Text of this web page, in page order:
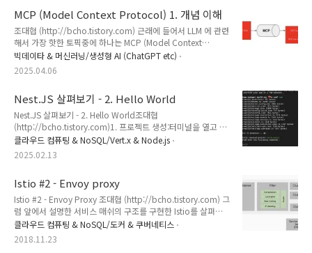
MCP 애플리케이션 호스트 프로세스가 기동되는 로컬 데스크탑
에서 실행되는 서버이고, 리모트 서버는 클라우드나 기타 네트워
크로 접속될 수 있는 환경에서 기동되는 서버이다. 로컬 서버의
경우에는 같은 데스크탑에서 실행되기 때문에, 로컬 자원, 즉 데
스크탑의 파일 등에 접근할 수 있다.(노트 : 이는..
MCP (Model Context Protocol) 1. 개념 이해
조대협 (http://bcho.tistory.com) 근래에 들어서 LLM 에 관련
해서 가장 핫한 토픽중에 하나는 MCP (Model Context
Protocol)이다. MCP는 Anthropic에서 발표한 프로토콜로
LLM 모델이 외부 애플리케이션과 연동할 수 있도록 해주는 스펙
으로, 예를 들어 클로드 모델이 학습된 결과로 답변만할 수 있는
면, 구글 검색 결과를 통해서 최신 정보를 가지고 답변을 하거나,
Spotify를 이용해서 음악을 플레이하도록 할 수 있다. 이번 글
에서는 MCP에 대한 개념에 대해서 이해해보도록 한다. (아래는
본 글의 내용을 이해하기 쉽게 설명한 비디오 이다. ) Agent 개념
의 이해MCP를 이해하려면 먼저 LLM과..
빅데이타 & 머신러닝/생성형 AI (ChatGPT etc)
2025.04.06
Nest.JS 살펴보기 - 2. Hello World
Nest.JS 살펴보기 - 2. Hello World조대협
(http://bcho.tistory.com)1. 프로젝트 생성:터미널을 열고 다
음 명령어를 실행하여 hello-world라는 이름의 Nest.js 프로젝
트를 생성한다.nest new hello-world프로젝트 생성 과정에서
패키지 매니저를 선택하라는 메시지가 나타나면 npm을 선택한
다. cd hello-world2. 주요 파일 설명:생성된 프로젝트에는 다
음과 같은 주요 파일들이 있다.src/app.controller.ts: 애플리케
이션의 컨트롤러를 정의하는 파일이다. 컨트롤러는 클라이언트
로부터 들어오는 요청을 처리하고, 그에 대한 응답을 반환하는
역할을 수행한다. 라우팅 로직..
클라우드 컴퓨팅 & NoSQL/Vert.x & Node.js
2025.02.13
Istio #2 - Envoy proxy
Istio #2 - Envoy Proxy 조대협 (http://bcho.tistory.com) 그
럼 앞에서 설명한 서비스 매쉬의 구조를 구현한 Istio를 살펴보
기전에, Istio에 사용되는 envoy 프록시에 대해서 먼저 알아보
자. (이 글은 예전에 포스팅한 내용이지만, Istio 글의 흐름상 다
시 포스팅 한다.) Envoy Proxy 먼저 istio에 사용되는 envory
클라우드 컴퓨팅 & NoSQL/도커 & 쿠버네티스
2018.11.23